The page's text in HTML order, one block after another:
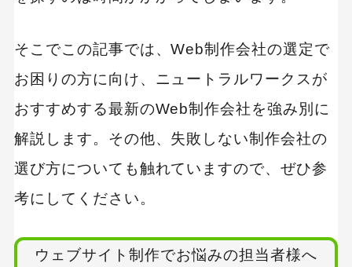
そこでこの記事では、Web制作会社の選定で
お困りの方に向け、ニュートラルワークスが
おすすめする最新のWeb制作会社を強み別に
解説します。その他、失敗しない制作会社の
選び方についても触れていますので、ぜひ参
考にしてください。
ウェブサイト制作でお悩みの担当者様へ